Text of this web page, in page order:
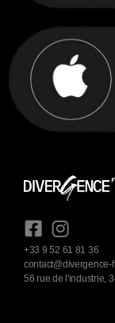
+33 9 52 61 81 36
contact@divergence-
56 rue de l'industrie,